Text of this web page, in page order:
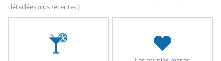
détaillées plus récentes.)